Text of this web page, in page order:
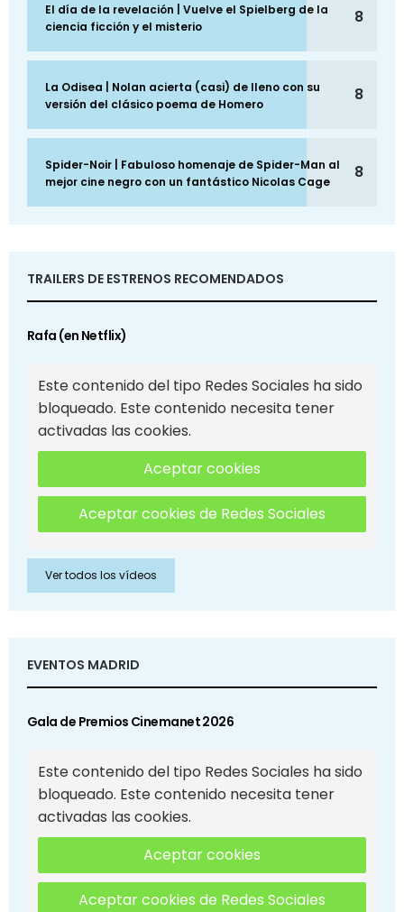
El día de la revelación | Vuelve el Spielberg de la
ciencia ficción y el misterio
8
La Odisea | Nolan acierta (casi) de lleno con su
versión del clásico poema de Homero
8
Spider-Noir | Fabuloso homenaje de Spider-Man al
mejor cine negro con un fantástico Nicolas Cage
8
TRAILERS DE ESTRENOS RECOMENDADOS
Rafa (en Netflix)
Este contenido del tipo Redes Sociales ha sido
bloqueado. Este contenido necesita tener
activadas las cookies.
Aceptar cookies
Aceptar cookies de Redes Sociales
Ver todos los vídeos
EVENTOS MADRID
Gala de Premios Cinemanet 2026
Este contenido del tipo Redes Sociales ha sido
bloqueado. Este contenido necesita tener
activadas las cookies.
Aceptar cookies
Aceptar cookies de Redes Sociales